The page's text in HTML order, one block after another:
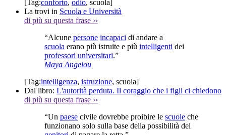
[Tag:conforto, odio, scuola]
La trovi in Scuola e Università
di più su questa frase ››
“Alcune persone incapaci di andare a
scuola erano più istruite e più intelligenti dei
professori universitari.”
Maya Angelou
[Tag:intelligenza, istruzione, scuola]
Dal libro: L'autorità perduta. Il coraggio che i figli ci chiedono
di più su questa frase ››
“Un paese civile dovrebbe proibire le scuole che
funzionano solo sulla base della possibilità dei